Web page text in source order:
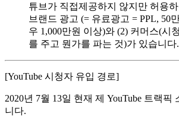
튜브가 직접제공하지 않지만 허용
브랜드 광고 (= 유료광고 = PPL, 50
우 1,000만원 이상)와 (2) 커머스(시
를 주고 뭔가를 파는 것)가 있습니다.
[YouTube 시청자 유입 경로]
2020년 7월 13일 현재 제 YouTube 트랙픽
니다.